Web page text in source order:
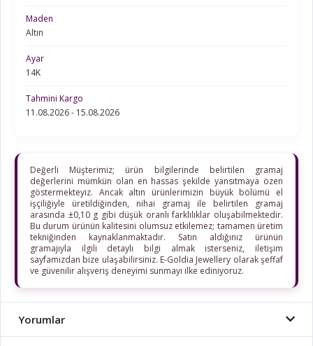
Maden
Altın
Ayar
14K
Tahmini Kargo
11.08.2026 - 15.08.2026
Değerli Müşterimiz; ürün bilgilerinde belirtilen gramaj
değerlerini mümkün olan en hassas şekilde yansıtmaya özen
göstermekteyiz. Ancak altın ürünlerimizin büyük bölümü el
işçiliğiyle üretildiğinden, nihai gramaj ile belirtilen gramaj
arasında ±0,10 g gibi düşük oranlı farklılıklar oluşabilmektedir.
Bu durum ürünün kalitesini olumsuz etkilemez; tamamen üretim
tekniğinden kaynaklanmaktadır. Satın aldığınız ürünün
gramajıyla ilgili detaylı bilgi almak isterseniz, iletişim
sayfamızdan bize ulaşabilirsiniz. E-Goldia Jewellery olarak şeffaf
ve güvenilir alışveriş deneyimi sunmayı ilke ediniyoruz.
Yorumlar